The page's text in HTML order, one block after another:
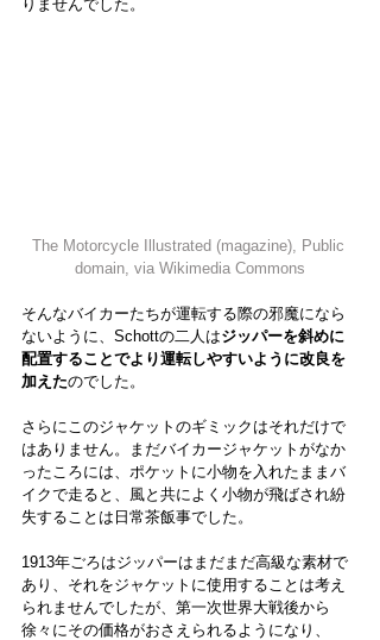
りませんでした。
The Motorcycle Illustrated (magazine), Public
domain, via Wikimedia Commons
そんなバイカーたちが運転する際の邪魔になら
ないように、Schottの二人はジッパーを斜めに
配置することでより運転しやすいように改良を
加えたのでした。
さらにこのジャケットのギミックはそれだけで
はありません。まだバイカージャケットがなか
ったころには、ポケットに小物を入れたままバ
イクで走ると、風と共によく小物が飛ばされ紛
失することは日常茶飯事でした。
1913年ごろはジッパーはまだまだ高級な素材で
あり、それをジャケットに使用することは考え
られませんでしたが、第一次世界大戦後から
徐々にその価格がおさえられるようになり、